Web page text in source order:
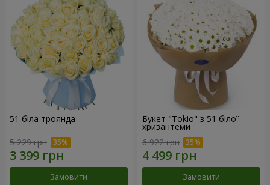
51 біла троянда
5 229 грн
Замовити
Букет "Tokio" з 51 білої
хризантеми
6 922 грн
Замовити